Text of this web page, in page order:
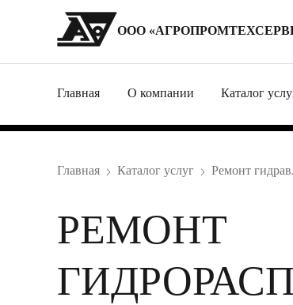
ООО
Главная О компании Каталог
Ремонт
Главная Каталог услуг Ремонт
РЕМОНТ